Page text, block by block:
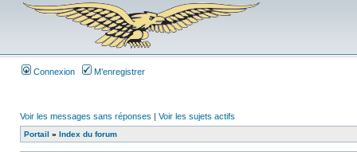
Connexion M’enregistrer
Voir les messages sans réponses | Voir les sujets actifs
Portail » Index du forum